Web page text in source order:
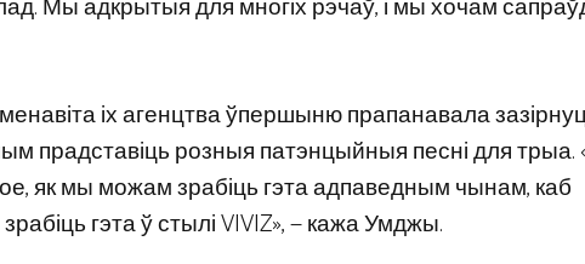
Мы адкрытыя для многіх рэчаў, і мы хочам
менавіта іх агенцтва ўпершыню прапанавала
прадставіць розныя патэнцыйныя песні для
як мы можам зрабіць гэта адпаведным чынам, каб
гэта ў стылі VIVIZ», — кажа Умджы.